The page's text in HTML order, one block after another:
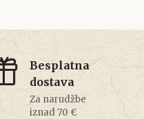
Besplatna
dostava
Za narudžbe
iznad 70 €